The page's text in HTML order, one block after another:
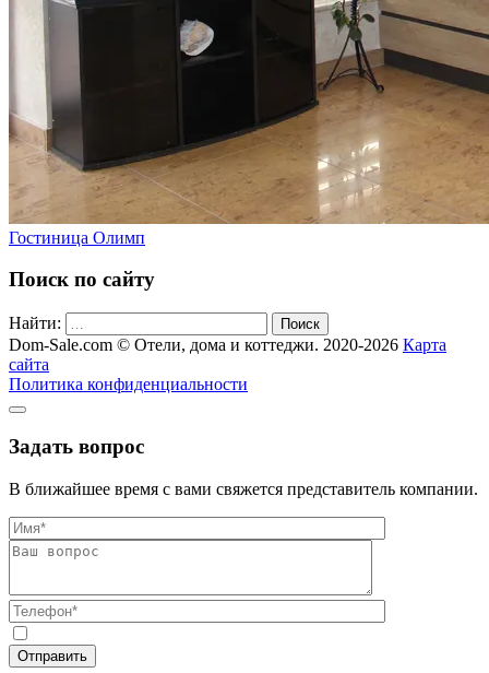
Гостиница Олимп
Поиск по сайту
Найти: Поиск
Dom-Sale.com © Отели, дома и коттеджи. 2020-2026 Карта
сайта
Политика конфиденциальности
Задать вопрос
В ближайшее время с вами свяжется представитель компании.